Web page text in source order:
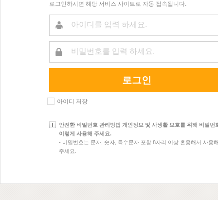
로그인하시면 해당 서비스 사이트로 자동 접속됩니다.
로그인
아이디 저장
안전한 비밀번호 관리방법 개인정보 및 사생활 보호를 위해 비밀번
이렇게 사용해 주세요.
- 비밀번호는 문자, 숫자, 특수문자 포함 8자리 이상 혼용해서 사용
주세요.